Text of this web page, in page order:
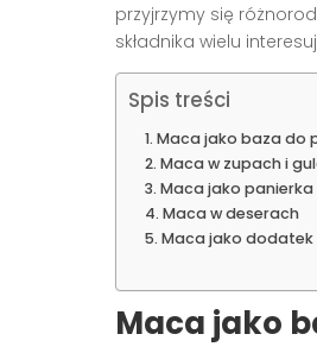
przyjrzymy się
składnika wielu
Spis treści
Maca jako baza do
Maca w zupach i
Maca jako panierka
Maca w deserach
Maca jako dodatek
Maca jako